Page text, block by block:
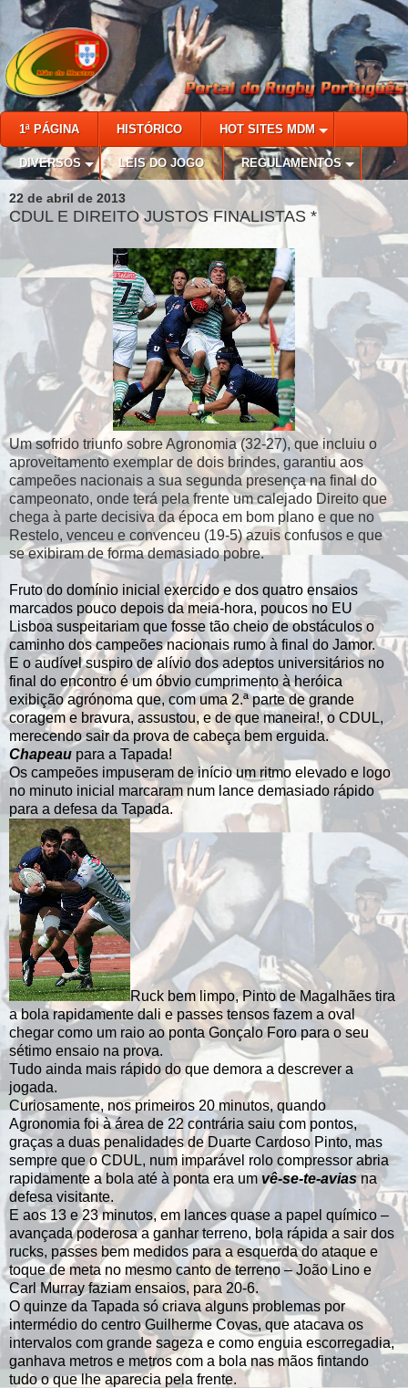
1ª PÁGINA HISTÓRICO HOT SITES MDM
DIVERSOS LEIS DO JOGO REGULAMENTOS
22 de abril de 2013
CDUL E DIREITO JUSTOS FINALISTAS *
Um sofrido triunfo sobre Agronomia (32-27), que incluiu o
aproveitamento exemplar de dois brindes, garantiu aos
campeões nacionais a sua segunda presença na final do
campeonato, onde terá pela frente um calejado Direito que
chega à parte decisiva da época em bom plano e que no
Restelo, venceu e convenceu (19-5) azuis confusos e que
se exibiram de forma demasiado pobre.
Fruto do domínio inicial exercido e dos quatro ensaios
marcados pouco depois da meia-hora, poucos no EU
Lisboa suspeitariam que fosse tão cheio de obstáculos o
caminho dos campeões nacionais rumo à final do Jamor.
E o audível suspiro de alívio dos adeptos universitários no
final do encontro é um óbvio cumprimento à heróica
exibição agrónoma que, com uma 2.ª parte de grande
coragem e bravura, assustou, e de que maneira!, o CDUL,
merecendo sair da prova de cabeça bem erguida.
Chapeau para a Tapada!
Os campeões impuseram de início um ritmo elevado e logo
no minuto inicial marcaram num lance demasiado rápido
para a defesa da Tapada.
Ruck bem limpo, Pinto de Magalhães tira
a bola rapidamente dali e passes tensos fazem a oval
chegar como um raio ao ponta Gonçalo Foro para o seu
sétimo ensaio na prova.
Tudo ainda mais rápido do que demora a descrever a
jogada.
Curiosamente, nos primeiros 20 minutos, quando
Agronomia foi à área de 22 contrária saiu com pontos,
graças a duas penalidades de Duarte Cardoso Pinto, mas
sempre que o CDUL, num imparável rolo compressor abria
rapidamente a bola até à ponta era umvê-se-te-aviasna
defesa visitante.
E aos 13 e 23 minutos, em lances quase a papel químico –
avançada poderosa a ganhar terreno, bola rápida a sair dos
rucks, passes bem medidos para a esquerda do ataque e
toque de meta no mesmo canto de terreno – João Lino e
Carl Murray faziam ensaios, para 20-6.
O quinze da Tapada só criava alguns problemas por
intermédio do centro Guilherme Covas, que atacava os
intervalos com grande sageza e como enguia escorregadia,
ganhava metros e metros com a bola nas mãos fintando
tudo o que lhe aparecia pela frente.